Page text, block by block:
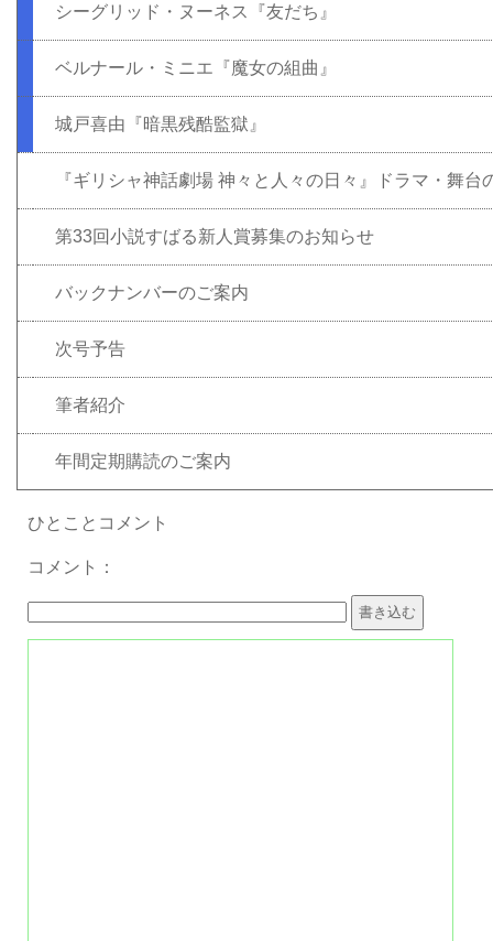
シーグリッド・ヌーネス『友だち』
ベルナール・ミニエ『魔女の組曲』
城戸喜由『暗黒残酷監獄』
『ギリシャ神話劇場 神々と人々の日々』ドラマ・舞台
第33回小説すばる新人賞募集のお知らせ
バックナンバーのご案内
次号予告
筆者紹介
年間定期購読のご案内
ひとことコメント
コメント：